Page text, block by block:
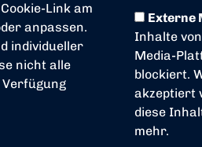
Link am
anpassen.
individueller
nicht alle
Externe
Inhalte
Media-
blockiert.
akzeptiert
diese
mehr.
U14